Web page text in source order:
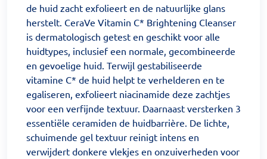
de huid zacht exfolieert en de natuurlijke glans
herstelt. CeraVe Vitamin C* Brightening Cleanser
is dermatologisch getest en geschikt voor alle
huidtypes, inclusief een normale, gecombineerde
en gevoelige huid. Terwijl gestabiliseerde
vitamine C* de huid helpt te verhelderen en te
egaliseren, exfolieert niacinamide deze zachtjes
voor een verfijnde textuur. Daarnaast versterken 3
essentiële ceramiden de huidbarrière. De lichte,
schuimende gel textuur reinigt intens en
verwijdert donkere vlekjes en onzuiverheden voor